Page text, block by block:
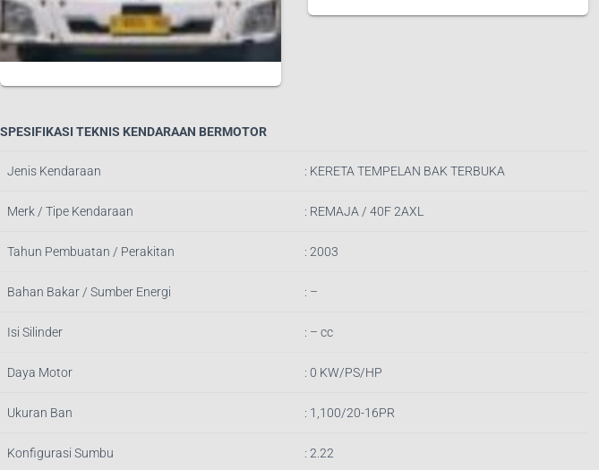
SPESIFIKASI TEKNIS KENDARAAN BERMOTOR
Jenis Kendaraan : KERETA TEMPELAN BAK TERBUKA
Merk / Tipe Kendaraan : REMAJA / 40F 2AXL
Tahun Pembuatan / Perakitan : 2003
Bahan Bakar / Sumber Energi : –
Isi Silinder : – cc
Daya Motor : 0 KW/PS/HP
Ukuran Ban : 1,100/20-16PR
Konfigurasi Sumbu : 2.22